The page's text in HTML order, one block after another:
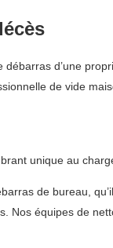
d’une
de vide
unique au
de bureau,
Nos équipes de